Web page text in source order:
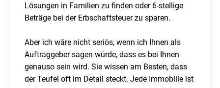
Lösungen in Familien zu finden oder 6-stellige
Beträge bei der Erbschaftsteuer zu sparen.
Aber ich wäre nicht seriös, wenn ich Ihnen als
Auftraggeber sagen würde, dass es bei Ihnen
genauso sein wird. Sie wissen am Besten, dass
der Teufel oft im Detail steckt. Jede Immobilie ist